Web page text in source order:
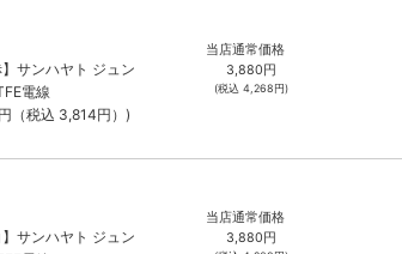
サンハヤト ジュン
電線
（税込 3,814円）)
当店通常価格
3,880円
(税込 4,268円)
サンハヤト ジュン
当店通常価格
3,880円